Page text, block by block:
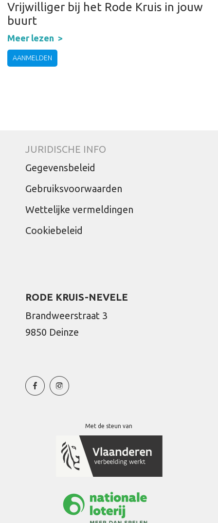
Vrijwilliger bij het Rode Kruis in jouw
buurt
Meer lezen
AANMELDEN
JURIDISCHE INFO
Gegevensbeleid
Gebruiksvoorwaarden
Wettelijke vermeldingen
Cookiebeleid
RODE KRUIS-NEVELE
Brandweerstraat 3
9850 Deinze
Met de steun van